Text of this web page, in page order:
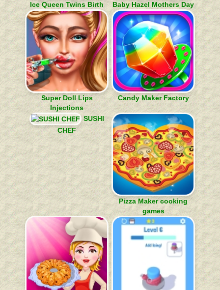
Ice Queen Twins Birth Baby Hazel Mothers Day
Super Doll Lips
Injections
Candy Maker Factory
SUSHI
CHEF
Pizza Maker cooking
games